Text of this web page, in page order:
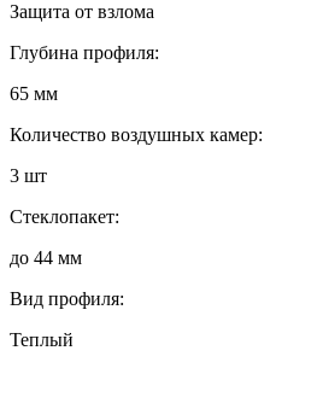
Защита от взлома
Глубина профиля:
65 мм
Количество воздушных камер:
3 шт
Стеклопакет:
до 44 мм
Вид профиля:
Теплый